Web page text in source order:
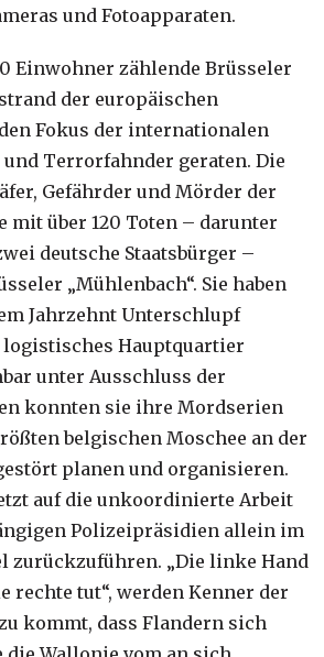
und Fotoapparaten.
Einwohner zählende Brüsseler
der europäischen
Fokus der internationalen
Terrorfahnder geraten. Die
Gefährder und Mörder der
mit über 120 Toten – darunter
deutsche Staatsbürger –
„Mühlenbach“. Sie haben
Jahrzehnt Unterschlupf
Hauptquartier
unter Ausschluss der
konnten sie ihre Mordserien
belgischen Moschee an der
planen und organisieren.
auf die unkoordinierte Arbeit
Polizeipräsidien allein im
zurückzuführen. „Die linke Hand
rechte tut“, werden Kenner der
kommt, dass Flandern sich